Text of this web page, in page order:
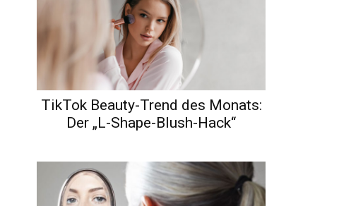
TikTok Beauty-Trend des Monats:
Der „L-Shape-Blush-Hack“